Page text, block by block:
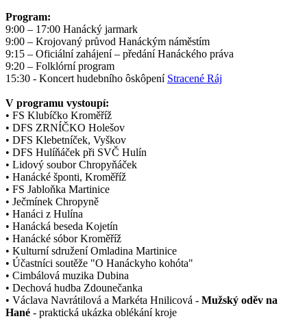
Program:
9:00 – 17:00 Hanácký jarmark
9:00 – Krojovaný průvod Hanáckým náměstím
9:15 – Oficiální zahájení – předání Hanáckého práva
9:20 – Folklórní program
15:30 - Koncert hudebního ôskôpení Stracené Ráj
V programu vystoupí:
• FS Klubíčko Kroměříž
• DFS ZRNÍČKO Holešov
• DFS Klebetníček, Vyškov
• DFS Hulíňáček při SVČ Hulín
• Lidový soubor Chropyňáček
• Hanácké šponti, Kroměříž
• FS Jabloňka Martinice
• Ječmínek Chropyně
• Hanáci z Hulína
• Hanácká beseda Kojetín
• Hanácké sóbor Kroměříž
• Kulturní sdružení Omladina Martinice
• Účastníci soutěže "O Hanáckyho kohóta"
• Cimbálová muzika Dubina
• Dechová hudba Zdounečanka
• Václava Navrátilová a Markéta Hnilicová - Mužský oděv na
Hané - praktická ukázka oblékání kroje